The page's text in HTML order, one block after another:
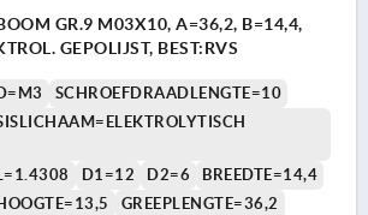
GR.9 M03X10, A=36,2, B=14,4,
GEPOLIJST, BEST:RVS
SCHROEFDRAADLENGTE=10
D1=12 D2=6
BREEDTE=14,4
GREEPLENGTE=36,2